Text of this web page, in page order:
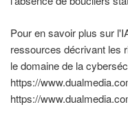
Pour en savoir plus sur
ressources décrivant les
le domaine de la
https://
https://